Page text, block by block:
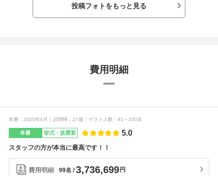
で安心できました。音響も専門業者さんが入っ
ているので、音源に苦労しなかったのも良かっ
何百万とお金をかけてすることなので節約する
ところとお金をかけるところ、使い分けが大事
かなと思いました。やっぱりこうすれば良かっ
ん。私達はアピオさんしか見学しなかったので
すがふたりでチャペルに一目惚れでしたので、
満足してます。女性としてはドレスも大事です
ね。親が互助会に入っていたのでアピオさんに
だったのですがもうチャペルに一目惚れです。
私達も、お互いの親族も甘いもの好きなので、
投稿フォトをもっと見る
費用明細
本番 2025年4月 訪問時 27歳 ゲスト人数 91～100名
本番 挙式・披露宴 5.0
スタッフの方が本当に最高です！！
費用明細 99名 3,736,699 円